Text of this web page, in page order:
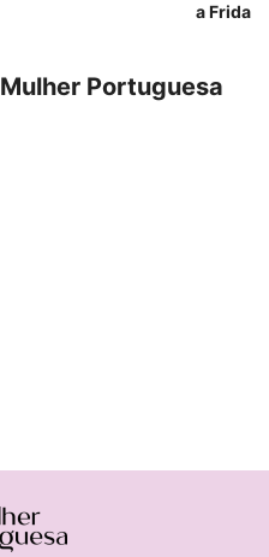
a Frida
Mulher Portuguesa